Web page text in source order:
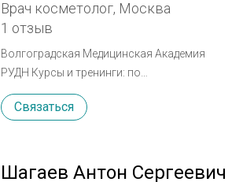
Врач косметолог, Москва
1 отзыв
Волгоградская Медицинская Академия
РУДН Курсы и тренинги: по
биоревитализации и мезотерапии, PRP-
терапии, лечение ботулотаксином "Botox",
методикой трейдлифтинга, 3D-мезонити. По
Связаться
Шагаев Антон Сергеевич